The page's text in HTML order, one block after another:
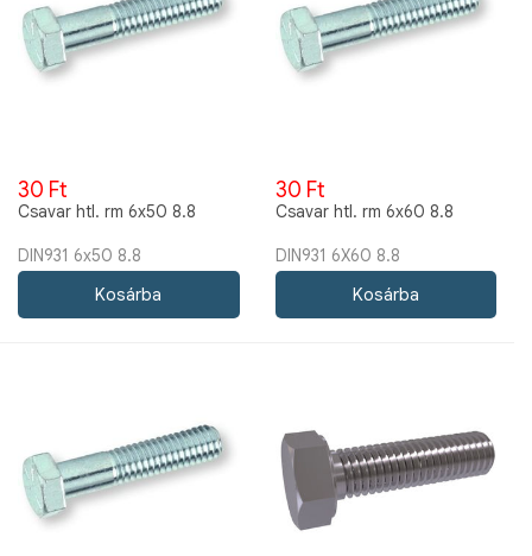
30 Ft
Csavar htl. rm 6x50 8.8
DIN931 6x50 8.8
30 Ft
Csavar htl. rm 6x60 8.8
DIN931 6X60 8.8